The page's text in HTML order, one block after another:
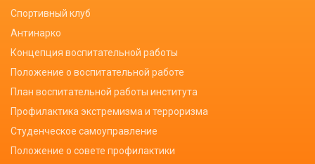
Спортивный клуб
Антинарко
Концепция воспитательной работы
Положение о воспитательной работе
План воспитательной работы института
Профилактика экстремизма и терроризма
Студенческое самоуправление
Положение о совете профилактики